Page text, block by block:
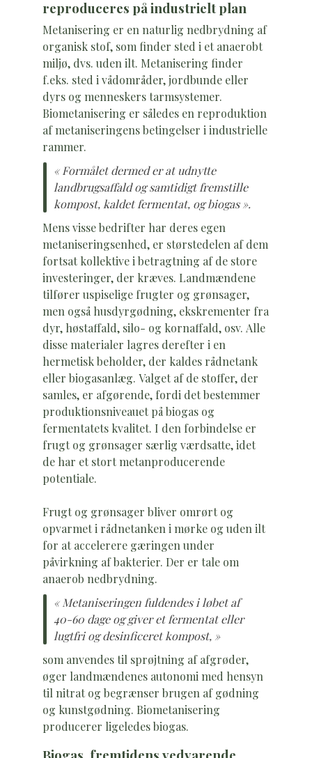
reproduceres på industrielt plan
Metanisering er en naturlig nedbrydning af
organisk stof, som finder sted i et anaerobt
miljø, dvs. uden ilt. Metanisering finder
f.eks. sted i vådområder, jordbunde eller
dyrs og menneskers tarmsystemer.
Biometanisering er således en reproduktion
af metaniseringens betingelser i industrielle
rammer.
« Formålet dermed er at udnytte
landbrugsaffald og samtidigt fremstille
kompost, kaldet fermentat, og biogas ».
Mens visse bedrifter har deres egen
metaniseringsenhed, er størstedelen af dem
fortsat kollektive i betragtning af de store
investeringer, der kræves. Landmændene
tilfører uspiselige frugter og grønsager,
men også husdyrgødning, ekskrementer fra
dyr, høstaffald, silo- og kornaffald, osv. Alle
disse materialer lagres derefter i en
hermetisk beholder, der kaldes rådnetank
eller biogasanlæg. Valget af de stoffer, der
samles, er afgørende, fordi det bestemmer
produktionsniveauet på biogas og
fermentatets kvalitet. I den forbindelse er
frugt og grønsager særlig værdsatte, idet
de har et stort metanproducerende
potentiale.
Frugt og grønsager bliver omrørt og
opvarmet i rådnetanken i mørke og uden ilt
for at accelerere gæringen under
påvirkning af bakterier. Der er tale om
anaerob nedbrydning.
« Metaniseringen fuldendes i løbet af
40-60 dage og giver et fermentat eller
lugtfri og desinficeret kompost, »
som anvendes til sprøjtning af afgrøder,
øger landmændenes autonomi med hensyn
til nitrat og begrænser brugen af gødning
og kunstgødning. Biometanisering
producerer ligeledes biogas.